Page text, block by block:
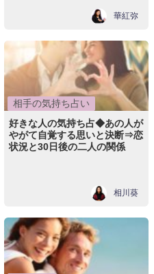
華紅弥
相手の気持ち占い
好きな人の気持ち占◆あの人が
やがて自覚する思いと決断⇒恋
状況と30日後の二人の関係
相川葵